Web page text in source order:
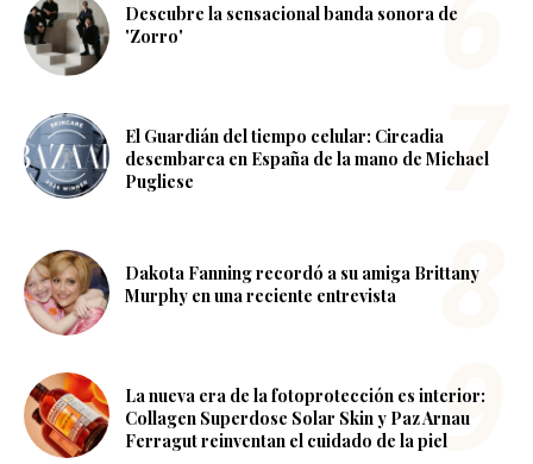
Descubre la sensacional banda sonora de
'Zorro'
El Guardián del tiempo celular: Circadia
desembarca en España de la mano de Michael
Pugliese
Dakota Fanning recordó a su amiga Brittany
Murphy en una reciente entrevista
La nueva era de la fotoprotección es interior:
Collagen Superdose Solar Skin y Paz Arnau
Ferragut reinventan el cuidado de la piel